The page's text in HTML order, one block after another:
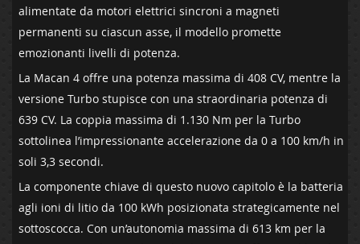
alimentate da motori elettrici sincroni a magneti
permanenti su ciascun asse, il modello promette
emozionanti livelli di potenza.
La Macan 4 offre una potenza massima di 408 CV, mentre la
versione Turbo stupisce con una straordinaria potenza di
639 CV. La coppia massima di 1.130 Nm per la Turbo
sottolinea l’impressionante accelerazione da 0 a 100 km/h in
soli 3,3 secondi.
La componente chiave di questo nuovo capitolo è la batteria
agli ioni di litio da 100 kWh posizionata strategicamente nel
sottoscocca. Con un’autonomia massima di 613 km per la